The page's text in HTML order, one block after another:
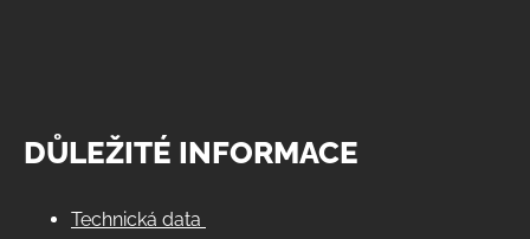
DŮLEŽITÉ INFORMACE
Technická data